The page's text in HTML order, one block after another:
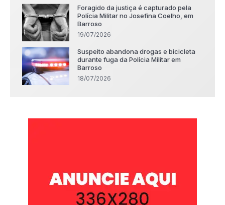
Foragido da justiça é capturado pela
Polícia Militar no Josefina Coelho, em
Barroso
19/07/2026
Suspeito abandona drogas e bicicleta
durante fuga da Polícia Militar em
Barroso
18/07/2026